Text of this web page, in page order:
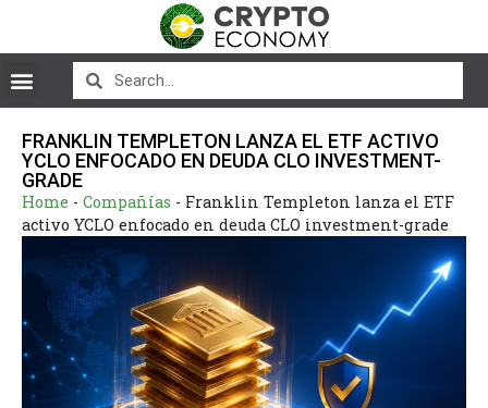
FRANKLIN TEMPLETON LANZA EL ETF ACTIVO
YCLO ENFOCADO EN DEUDA CLO INVESTMENT-
GRADE
Home - Compañías - Franklin Templeton lanza el ETF
activo YCLO enfocado en deuda CLO investment-grade